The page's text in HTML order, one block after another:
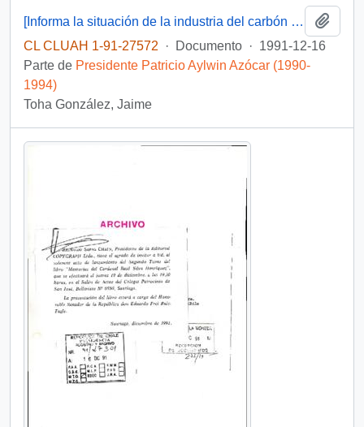
[Informa la situación de la industria del carbón de la VIII Región]
CL CLUAH 1-91-27572
· Documento · 1991-12-16
Parte de Presidente Patricio Aylwin Azócar (1990-
1994)
Toha González, Jaime